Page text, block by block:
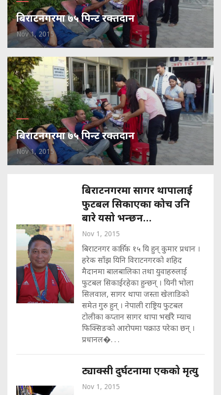
बिराटनगरमा ७५ पिन्ट रक्तदान
Nov 1, 2015
बिराटनगरमा ७५ पिन्ट रक्तदान
Nov 1, 2015
बिराटनगरमा सागर थापालाई
फुटबल सिकाएका कोच उनि
बारे यसो भन्छन…
Nov 1, 2015
बिराटनगर कार्तिक १५ यि हुन् कुमार प्रधान ।
हरेक साँझ यिनि विराटनगरको शहिद
मैदानमा बालबालिका तथा युवाहरुलाई
फुटबल सिकाईरहेका हुन्छन् । यिनी भोला
सिलवाल, सागर थापा जस्ता खेलाडिको
समेत गुरु हुन् । नेपाली राष्ट्रिय फुटबल
टोलीका कप्तान सागर थापा भर्खरै म्याच
फिक्सिङको आरोपमा पक्राउ परेका छन् ।
प्रधानल�. . .
ट्याक्सी दुर्घटनामा एकको मृत्यु
Nov 1, 2015